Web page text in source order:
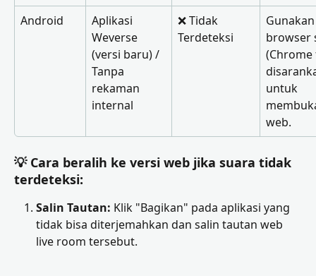
Android
Aplikasi
Weverse
(versi baru) /
Tanpa
rekaman
internal
❌ Tidak
Terdeteksi
browser
untuk
web.
💡 Cara beralih ke versi web jika suara tidak
terdeteksi:
Salin Tautan: Klik "Bagikan" pada aplikasi yang
tidak bisa diterjemahkan dan salin tautan web
live room tersebut.